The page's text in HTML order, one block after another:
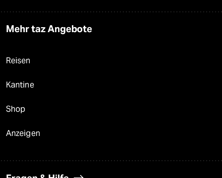
Mehr taz Angebote
Reisen
Kantine
Shop
Anzeigen